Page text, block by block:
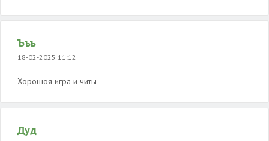
Ъъъ
18-02-2025 11:12
Хорошоя игра и читы
Дуд